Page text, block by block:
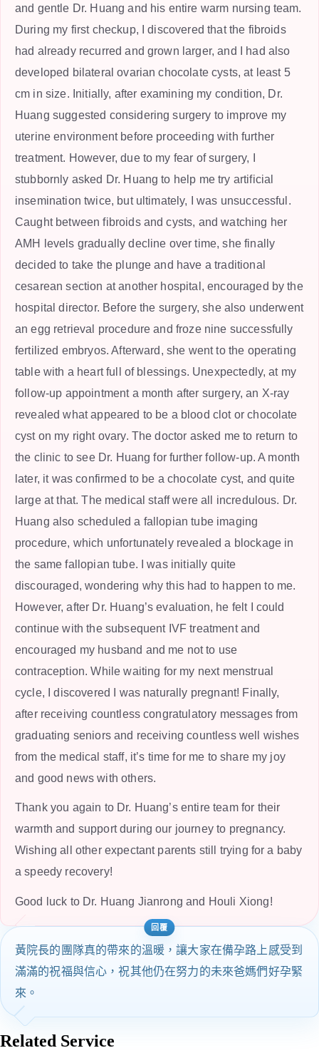
and gentle Dr. Huang and his entire warm nursing team.
During my first checkup, I discovered that the fibroids
had already recurred and grown larger, and I had also
developed bilateral ovarian chocolate cysts, at least 5
cm in size. Initially, after examining my condition, Dr.
Huang suggested considering surgery to improve my
uterine environment before proceeding with further
treatment. However, due to my fear of surgery, I
stubbornly asked Dr. Huang to help me try artificial
insemination twice, but ultimately, I was unsuccessful.
Caught between fibroids and cysts, and watching her
AMH levels gradually decline over time, she finally
decided to take the plunge and have a traditional
cesarean section at another hospital, encouraged by the
hospital director. Before the surgery, she also underwent
an egg retrieval procedure and froze nine successfully
fertilized embryos. Afterward, she went to the operating
table with a heart full of blessings. Unexpectedly, at my
follow-up appointment a month after surgery, an X-ray
revealed what appeared to be a blood clot or chocolate
cyst on my right ovary. The doctor asked me to return to
the clinic to see Dr. Huang for further follow-up. A month
later, it was confirmed to be a chocolate cyst, and quite
large at that. The medical staff were all incredulous. Dr.
Huang also scheduled a fallopian tube imaging
procedure, which unfortunately revealed a blockage in
the same fallopian tube. I was initially quite
discouraged, wondering why this had to happen to me.
However, after Dr. Huang’s evaluation, he felt I could
continue with the subsequent IVF treatment and
encouraged my husband and me not to use
contraception. While waiting for my next menstrual
cycle, I discovered I was naturally pregnant! Finally,
after receiving countless congratulatory messages from
graduating seniors and receiving countless well wishes
from the medical staff, it’s time for me to share my joy
and good news with others.
Thank you again to Dr. Huang’s entire team for their
warmth and support during our journey to pregnancy.
Wishing all other expectant parents still trying for a baby
a speedy recovery!
Good luck to Dr. Huang Jianrong and Houli Xiong!
黃院長的團隊真的帶來的溫暖，讓大家在備孕路上感受到
滿滿的祝福與信心，祝其他仍在努力的未來爸媽們好孕緊
來。
Related Service